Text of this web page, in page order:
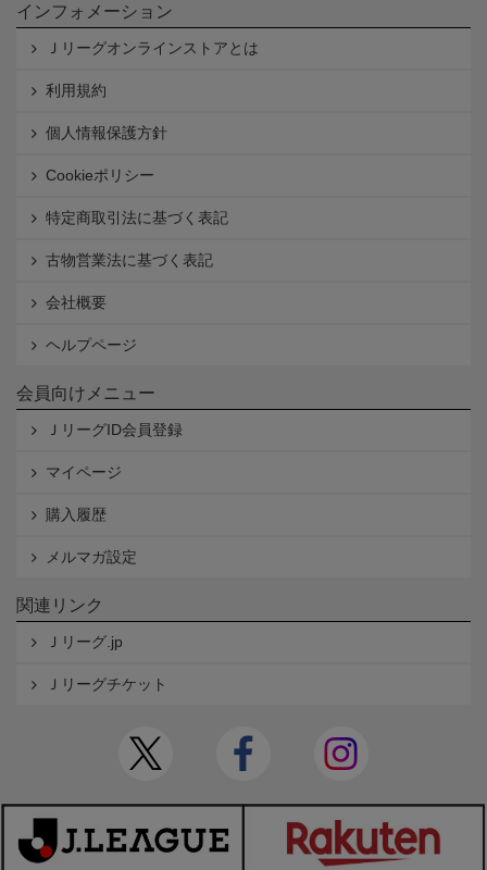
インフォメーション
Ｊリーグオンラインストアとは
利用規約
個人情報保護方針
Cookieポリシー
特定商取引法に基づく表記
古物営業法に基づく表記
会社概要
ヘルプページ
会員向けメニュー
ＪリーグID会員登録
マイページ
購入履歴
メルマガ設定
関連リンク
Ｊリーグ.jp
Ｊリーグチケット